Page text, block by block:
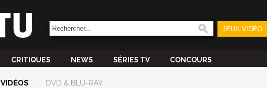
JEUX VIDÉO
CRITIQUES NEWS SÉRIES TV CONCOURS
VIDÉOS DVD & BLU-RAY